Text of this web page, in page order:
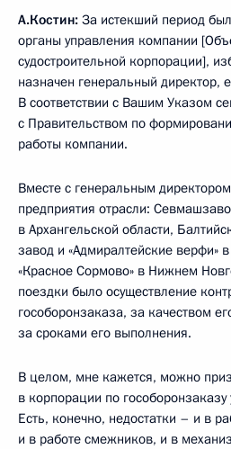
А.Костин: За истекший период
органы управления компании
судостроительной корпорации],
назначен генеральный директор,
В соответствии с Вашим Указом
с Правительством по
работы компании.
Вместе с генеральным
предприятия отрасли:
в Архангельской области,
завод и «Адмиралтейские верфи»
«Красное Сормово» в Нижнем
поездки было осуществление
гособоронзаказа, за качеством
за сроками его выполнения.
В целом, мне кажется, можно
в корпорации по гособоронзаказу
Есть, конечно, недостатки – и в
и в работе смежников, и в